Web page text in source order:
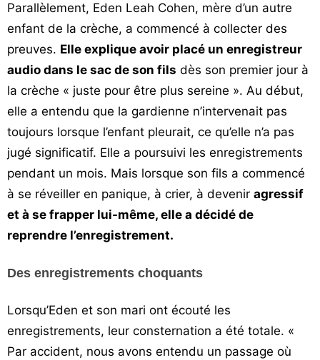
Parallèlement, Eden Leah Cohen, mère d’un autre
enfant de la crèche, a commencé à collecter des
preuves. Elle explique avoir placé un enregistreur
audio dans le sac de son fils dès son premier jour à
la crèche « juste pour être plus sereine ». Au début,
elle a entendu que la gardienne n’intervenait pas
toujours lorsque l’enfant pleurait, ce qu’elle n’a pas
jugé significatif. Elle a poursuivi les enregistrements
pendant un mois. Mais lorsque son fils a commencé
à se réveiller en panique, à crier, à devenir agressif
et à se frapper lui-même, elle a décidé de
reprendre l’enregistrement.
Des enregistrements choquants
Lorsqu’Eden et son mari ont écouté les
enregistrements, leur consternation a été totale. «
Par accident, nous avons entendu un passage où